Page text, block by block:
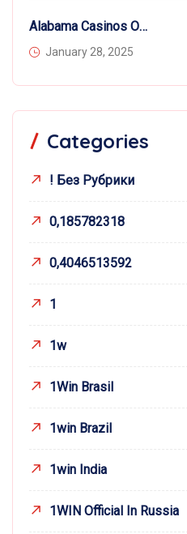
Alabama Casinos On The Internet: Court Online Casino Games Casino Hello No Deposit Bonus 2024
January 28, 2025
Categories
! Без Рубрики
0,185782318
0,4046513592
1
1w
1Win Brasil
1win Brazil
1win India
1WIN Official In Russia